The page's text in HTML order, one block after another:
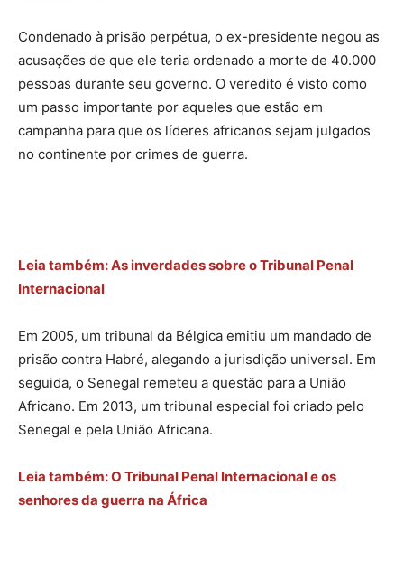
Condenado à prisão perpétua, o ex-presidente negou as
acusações de que ele teria ordenado a morte de 40.000
pessoas durante seu governo. O veredito é visto como
um passo importante por aqueles que estão em
campanha para que os líderes africanos sejam julgados
no continente por crimes de guerra.
Leia também: As inverdades sobre o Tribunal Penal
Internacional
Em 2005, um tribunal da Bélgica emitiu um mandado de
prisão contra Habré, alegando a jurisdição universal. Em
seguida, o Senegal remeteu a questão para a União
Africano. Em 2013, um tribunal especial foi criado pelo
Senegal e pela União Africana.
Leia também: O Tribunal Penal Internacional e os
senhores da guerra na África